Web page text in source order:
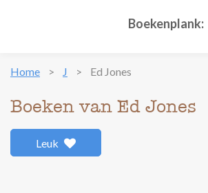
Boekenplank:
Home J Ed Jones
Boeken van Ed Jones
Leuk